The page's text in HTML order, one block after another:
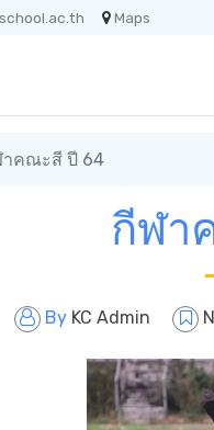
Maps
าคณะสี ปี 64
กีฬา
By KC Admin